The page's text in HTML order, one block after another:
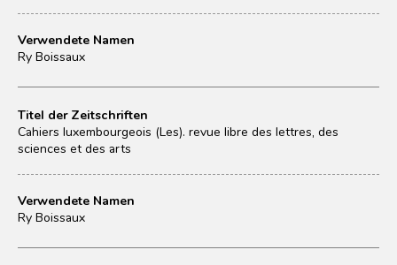
Verwendete Namen
Ry Boissaux
Titel der Zeitschriften
Cahiers luxembourgeois (Les). revue libre des lettres, des
sciences et des arts
Verwendete Namen
Ry Boissaux